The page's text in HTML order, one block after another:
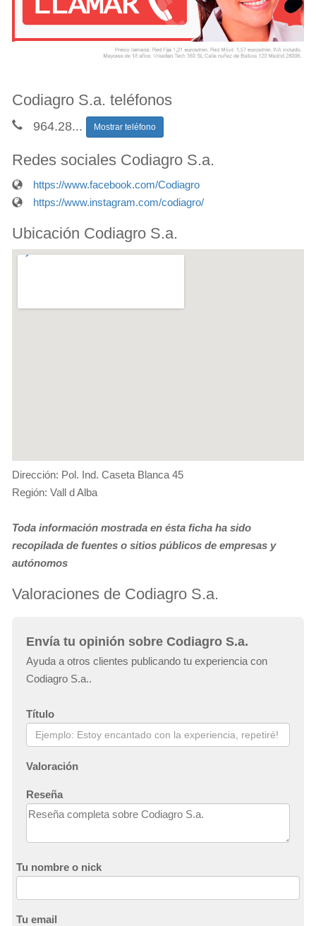
Codiagro S.a. teléfonos
964.28... Mostrar teléfono
Redes sociales Codiagro S.a.
https://www.facebook.com/Codiagro
https://www.instagram.com/codiagro/
Ubicación Codiagro S.a.
Dirección: Pol. Ind. Caseta Blanca 45
Región: Vall d Alba
Toda información mostrada en ésta ficha ha sido
recopilada de fuentes o sitios públicos de empresas y
autónomos
Valoraciones de Codiagro S.a.
Envía tu opinión sobre Codiagro S.a.
Ayuda a otros clientes publicando tu experiencia con
Codiagro S.a..
Título
Valoración
Reseña
Tu nombre o nick
Tu email